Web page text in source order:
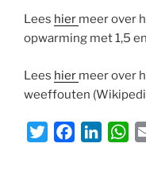
Lees hier meer over
opwarming met 1,5
Lees hier meer over
weeffouten
W